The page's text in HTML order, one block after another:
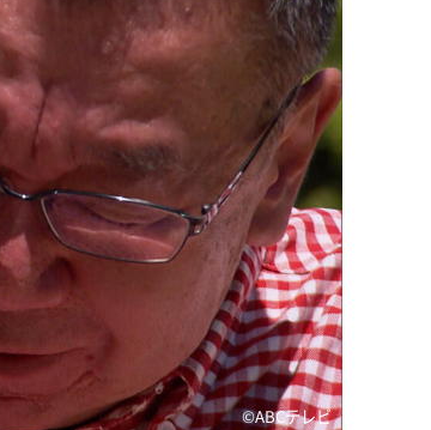
©️ABCテレビ